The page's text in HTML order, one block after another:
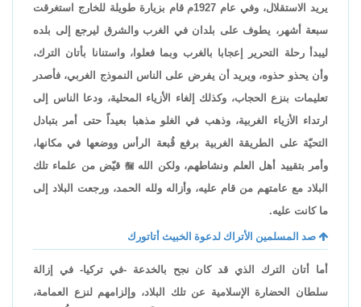
يريد الاستقلال، وفي عام 1927م قام بزيارة طويلة للخارج استغرقت
سبعة أشهر، يطوف على بلدان في الغرب والشرق ليرجع إلى بلده
ليبدأ رحلة التحرير إعجابا بالغرب وبما فعلوا، واستنانا بأتان الترك،
وأن يحذو حذوه، ويريد أن يفرض على الناس النموذج الغربي، فأصدر
تعليمات بنزع الحجاب، وكذلك إلغاء الأزياء المحلية، ودعا الناس إلى
ارتداء الأزياء الغربية، وذهب في الغلو مذهبا بعيداً حتى أمر بتبادل
التحيّة على الطريقة الغربية برفع قُبعة الرأس ووضعها في مكانها،
وأمر بتقييد أهل العلم ونشاطهم، ولكن الله قيّض من علماء تلك
البلاد مع عامتهم من قام عليه، وأزاله ولله الحمد، ورجعت البلاد إلى
ما كانت عليه.
صد المسلمين الأتراك لدعوة الخبيث أتاتورك
أما أتان الترك الذي قد كان نجح بالخدعة -في تركيا- في إزالة
سلطان الحضارة الإسلامية عن تلك البلاد، وإلزامهم لنزع العمامة،